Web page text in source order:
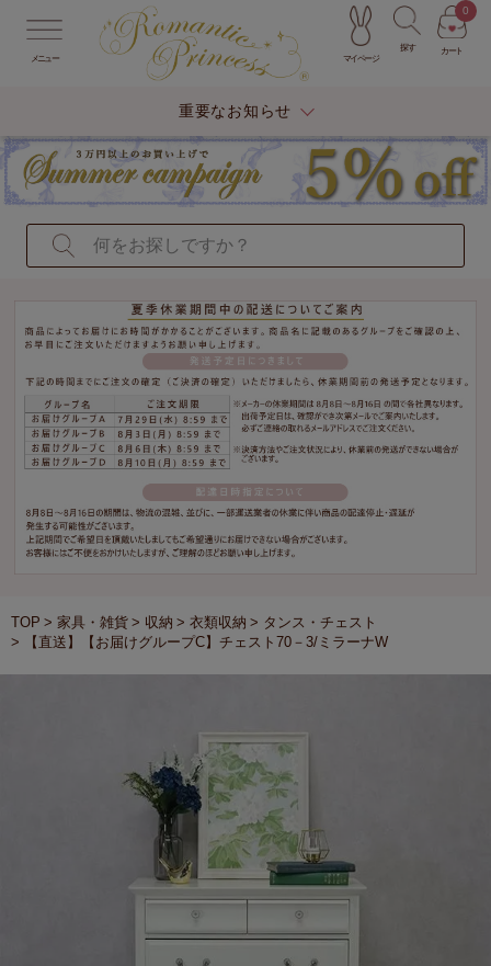
メニュー マイページ
探す カート
0
重要なお知らせ
TOP 家具・雑貨 収納 衣類収納
タンス・チェスト
【直送】【お届けグループC】チェスト70－3/ミラーナW